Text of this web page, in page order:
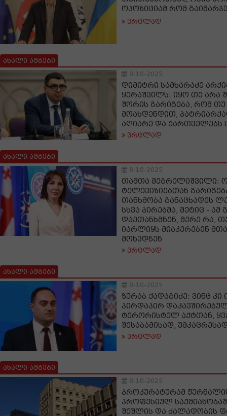
ოპოზიციამ რომ
ვრცლად
ახალი ამბები
8-10-2025
დიმიტრი სამხარაძე
ყურაშვილს: იყო თუ არა
შორის გარიგება, რომ
მოახდენდით,
აღიარე და ქართველებს
ვრცლად
ახალი ამბები
8-10-2025
თამთა მეგრელიშვილი:
ტელევიზიებთან
თანხმობა განაცხადეს
სხვა პირებმა, მეტიც - ამ
დაეთანხმნენ, მერე რა,
იარლიყს მიაკერებენ
მოხვდნენ
ვრცლად
ახალი ამბები
8-10-2025
ზურაბ ქადაგიძე: ვინც კი
პირდაპირ
ტერორისტულ აქტთან,
შესაბამისად,
ვრცლად
ახალი ამბები
8-10-2025
პროკურატურამ
პროფესიულ
შეშლის და ძალადობის